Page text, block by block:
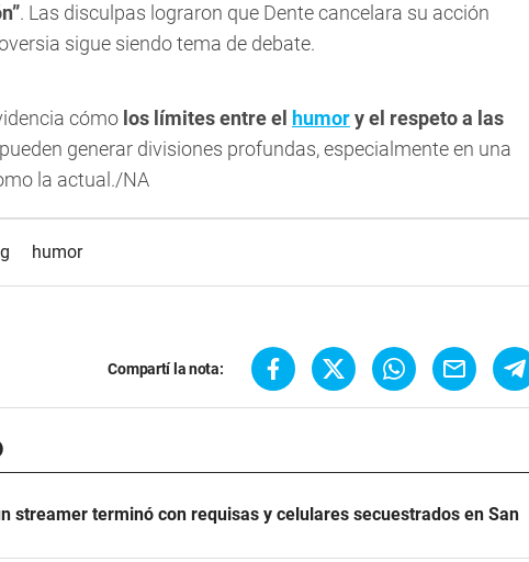
. Las disculpas lograron que Dente cancelara su acción
sigue siendo tema de debate.
cómo los límites entre el humory el respeto a las
pueden generar divisiones profundas, especialmente en una
la actual./NA
humor
Compartí la nota:
streamer terminó con requisas y celulares secuestrados en San